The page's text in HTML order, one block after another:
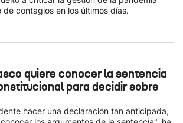
contagios en los últimos días.
quiere conocer la sentencia
para decidir sobre
hacer una declaración tan anticipada,